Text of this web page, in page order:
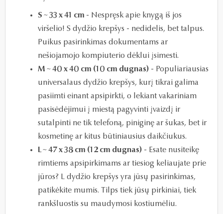
S ~ 33 x 41 cm - Nespręsk apie knygą iš jos
viršelio! S dydžio krepšys - nedidelis, bet talpus.
Puikus pasirinkimas dokumentams ar
nešiojamojo kompiuterio dėklui įsimesti.
M ~ 40 x 40 cm (10 cm dugnas) - Populiariausias
universalaus dydžio krepšys, kurį tikrai galima
pasiimti einant apsipirkti, o lekiant vakariniam
pasisėdėjimui į miestą pagyvinti įvaizdį ir
sutalpinti ne tik telefoną, piniginę ar šukas, bet ir
kosmetinę ar kitus būtiniausius daikčiukus.
L ~ 47 x 38 cm (12 cm dugnas) - Esate nusiteikę
rimtiems apsipirkimams ar tiesiog keliaujate prie
jūros? L dydžio krepšys yra jūsų pasirinkimas,
patikėkite mumis. Tilps tiek jūsų pirkiniai, tiek
rankšluostis su maudymosi kostiumėliu.